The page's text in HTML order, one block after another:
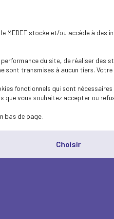
MEDEF stocke et/ou accède à
du site, de réaliser
transmises à aucun tiers.
fonctionnels qui sont
vous souhaitez accepter ou
bas de page.
Choisir